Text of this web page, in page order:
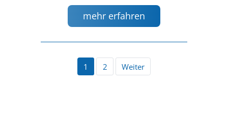
mehr erfahren
1 2 Weiter